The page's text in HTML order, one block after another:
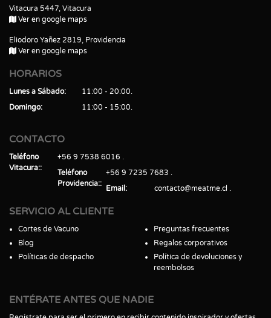
Vitacura 5447, Vitacura
Ver en google maps
Eliodoro Yañez 2819, Providencia
Ver en google maps
HORARIOS
Lunes a Sábado
11:00 - 20:00
Domingo
11:00 - 15:00
CONTACTO
Teléfono
Vitacura:
+56 9 7538 6016
Teléfono
Providencia:
+56 9 7235 7683
Email
contacto@meatme.cl
SERVICIO AL CLIENTE
Cortes de Vacuno
Blog
Políticas de despacho
Preguntas frecuentes
Regalos corporativos
Política de devoluciones y
reembolsos
ENTÉRATE ANTES QUE NADIE